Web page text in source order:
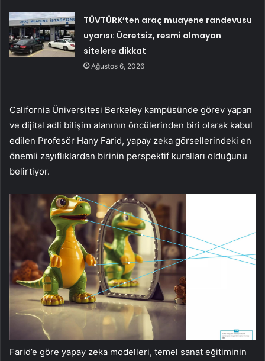
TÜVTÜRK’ten araç muayene randevusu
uyarısı: Ücretsiz, resmi olmayan
sitelere dikkat
Ağustos 6, 2026
California Üniversitesi Berkeley kampüsünde görev yapan
ve dijital adli bilişim alanının öncülerinden biri olarak kabul
edilen Profesör Hany Farid, yapay zeka görsellerindeki en
önemli zayıflıklardan birinin perspektif kuralları olduğunu
belirtiyor.
Farid’e göre yapay zeka modelleri, temel sanat eğitiminin